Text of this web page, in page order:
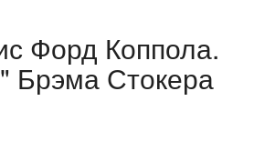
Форд Коппола.
Брэма Стокера